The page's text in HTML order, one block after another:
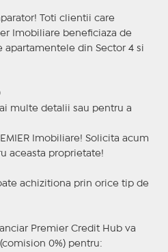
Toti clientii care
Imobiliare beneficiaza de
apartamentele din Sector 4 si
multe detalii sau pentru a
Imobiliare! Solicita acum
aceasta proprietate!
achizitiona prin orice tip de
Premier Credit Hub va
0%) pentru: